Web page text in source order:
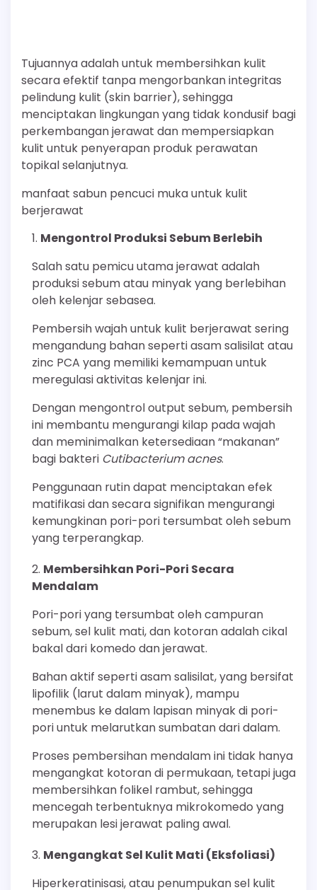
Tujuannya adalah untuk membersihkan kulit
secara efektif tanpa mengorbankan integritas
pelindung kulit (skin barrier), sehingga
menciptakan lingkungan yang tidak kondusif bagi
perkembangan jerawat dan mempersiapkan
kulit untuk penyerapan produk perawatan
topikal selanjutnya.
manfaat sabun pencuci muka untuk kulit
berjerawat
Mengontrol Produksi Sebum Berlebih
Salah satu pemicu utama jerawat adalah
produksi sebum atau minyak yang berlebihan
oleh kelenjar sebasea.
Pembersih wajah untuk kulit berjerawat sering
mengandung bahan seperti asam salisilat atau
zinc PCA yang memiliki kemampuan untuk
meregulasi aktivitas kelenjar ini.
Dengan mengontrol output sebum, pembersih
ini membantu mengurangi kilap pada wajah
dan meminimalkan ketersediaan “makanan”
bagi bakteri Cutibacterium acnes.
Penggunaan rutin dapat menciptakan efek
matifikasi dan secara signifikan mengurangi
kemungkinan pori-pori tersumbat oleh sebum
yang terperangkap.
Membersihkan Pori-Pori Secara
Mendalam
Pori-pori yang tersumbat oleh campuran
sebum, sel kulit mati, dan kotoran adalah cikal
bakal dari komedo dan jerawat.
Bahan aktif seperti asam salisilat, yang bersifat
lipofilik (larut dalam minyak), mampu
menembus ke dalam lapisan minyak di pori-
pori untuk melarutkan sumbatan dari dalam.
Proses pembersihan mendalam ini tidak hanya
mengangkat kotoran di permukaan, tetapi juga
membersihkan folikel rambut, sehingga
mencegah terbentuknya mikrokomedo yang
merupakan lesi jerawat paling awal.
Mengangkat Sel Kulit Mati (Eksfoliasi)
Hiperkeratinisasi, atau penumpukan sel kulit